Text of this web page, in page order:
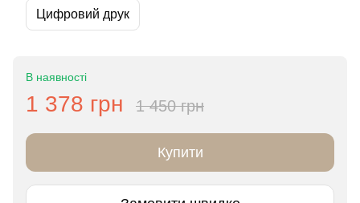
Цифровий друк
В наявності
1 378 грн 1 450 грн
Купити